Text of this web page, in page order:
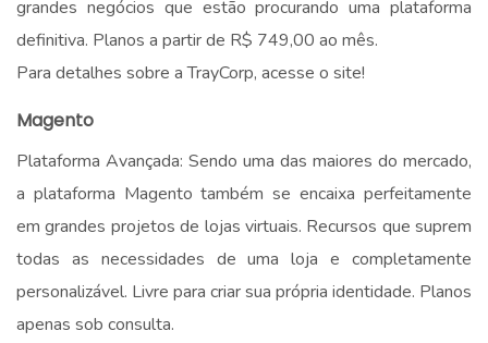
grandes negócios que estão procurando uma plataforma
definitiva. Planos a partir de R$ 749,00 ao mês.
Para detalhes sobre a TrayCorp, acesse o site!
Magento
Plataforma Avançada: Sendo uma das maiores do mercado,
a plataforma Magento também se encaixa perfeitamente
em grandes projetos de lojas virtuais. Recursos que suprem
todas as necessidades de uma loja e completamente
personalizável. Livre para criar sua própria identidade. Planos
apenas sob consulta.